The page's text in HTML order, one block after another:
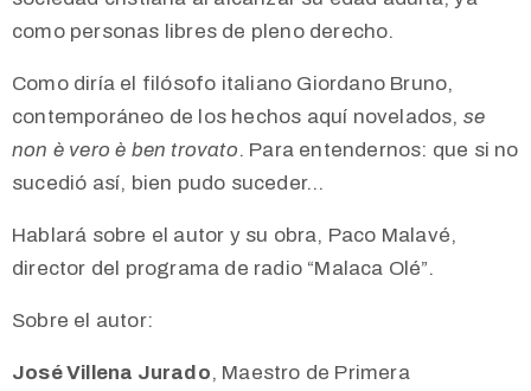
como personas libres de pleno derecho.
Como diría el filósofo italiano Giordano Bruno,
contemporáneo de los hechos aquí novelados, se
non è vero è ben trovato. Para entendernos: que si no
sucedió así, bien pudo suceder…
Hablará sobre el autor y su obra, Paco Malavé,
director del programa de radio “Malaca Olé”.
Sobre el autor:
José Villena Jurado, Maestro de Primera